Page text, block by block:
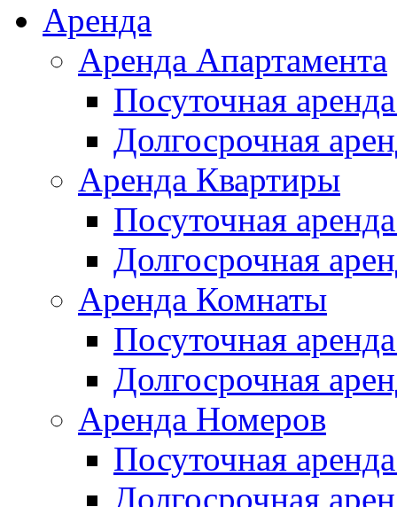
Аренда
Аренда Апартамента
Посуточная
Долгосрочная
Аренда Квартиры
Посуточная
Долгосрочная
Аренда Комнаты
Посуточная
Долгосрочная
Аренда Номеров
Посуточная
Долгосрочная